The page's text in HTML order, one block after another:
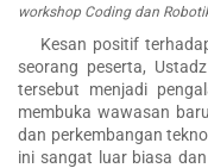
workshop Coding dan
Kesan positif
seorang peserta,
tersebut menjadi
membuka wawasan
dan perkembangan
ini sangat luar biasa